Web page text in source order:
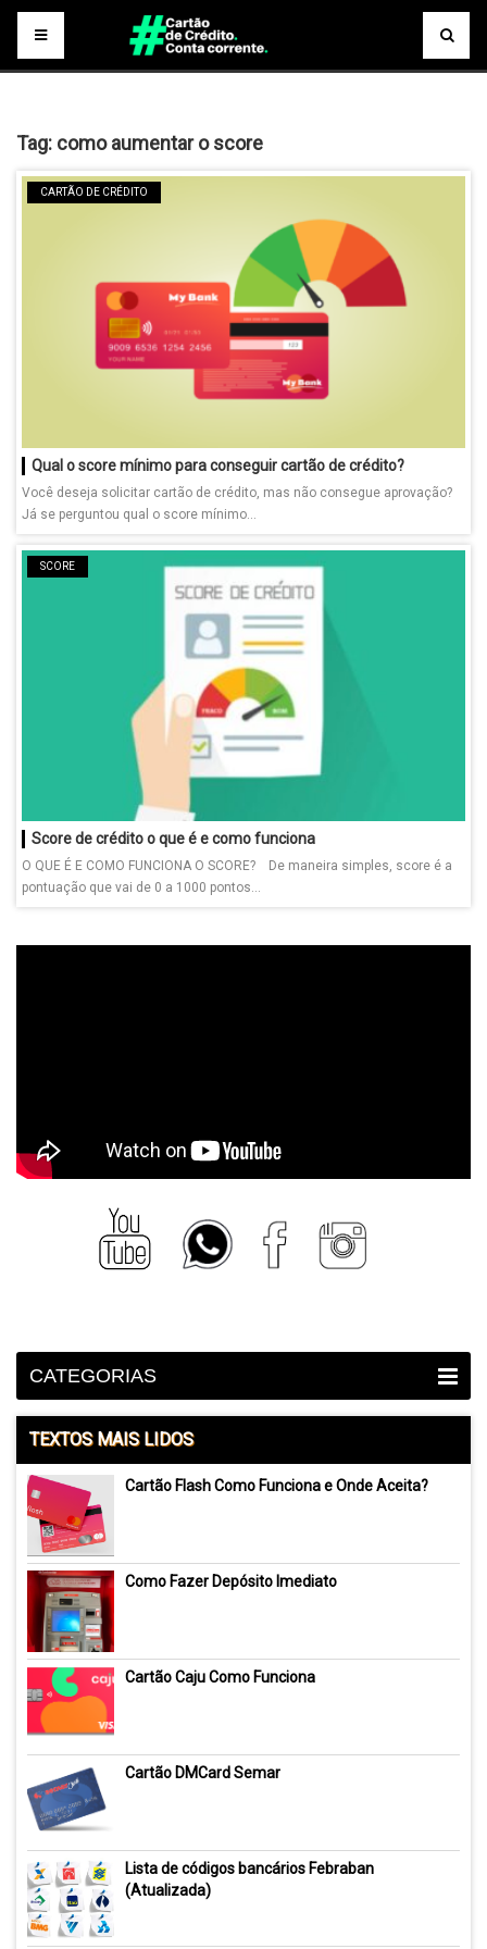
Tag: como aumentar o score
CARTÃO DE CRÉDITO
Qual o score mínimo para conseguir cartão de crédito?
Você deseja solicitar cartão de crédito, mas não consegue aprovação?
Já se perguntou qual o score mínimo...
SCORE
Score de crédito o que é e como funciona
O QUE É E COMO FUNCIONA O SCORE? De maneira simples, score é a
pontuação que vai de 0 a 1000 pontos...
CATEGORIAS
TEXTOS MAIS LIDOS
Cartão Flash Como Funciona e Onde Aceita?
Como Fazer Depósito Imediato
Cartão Caju Como Funciona
Cartão DMCard Semar
Lista de códigos bancários Febraban
(Atualizada)